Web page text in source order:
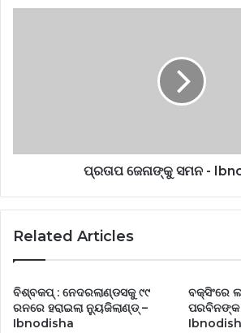
ପ୍ରତାପ ଜେନାଙ୍କୁ ସମନ -
Related Articles
ବିଶ୍ବକପ୍ : ନେଦରଲାଣ୍ଡସକୁ ୯୯
ରନରେ ହରାଇଲା ନ୍ୟୁଜିଲାଣ୍ଡ୍ –
Ibnodisha
ବକ୍ସିଂରେ
ପରବିନଙ୍କ